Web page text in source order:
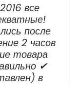
все
после
2 часов
товара
✔
в